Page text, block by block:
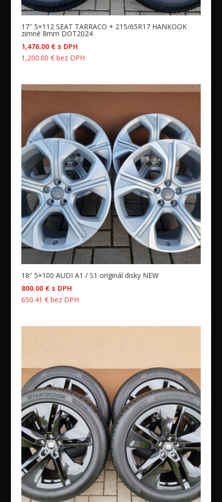
17″ 5×112 SEAT TARRACO + 215/65R17 HANKOOK
zimné 8mm DOT2024
1,476.00 €s DPH
1,200.00 € bez DPH
18″ 5×100 AUDI A1 / S1 originál disky NEW
800.00 €s DPH
650.41 € bez DPH